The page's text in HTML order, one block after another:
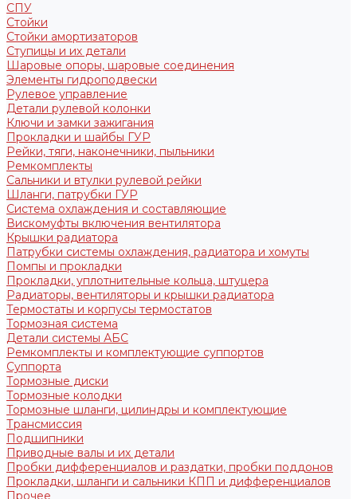
СПУ
Стойки
Стойки амортизаторов
Ступицы и их детали
Шаровые опоры, шаровые соединения
Элементы гидроподвески
Рулевое управление
Детали рулевой колонки
Ключи и замки зажигания
Прокладки и шайбы ГУР
Рейки, тяги, наконечники, пыльники
Ремкомплекты
Сальники и втулки рулевой рейки
Шланги, патрубки ГУР
Система охлаждения и составляющие
Вискомуфты включения вентилятора
Крышки радиатора
Патрубки системы охлаждения, радиатора и хомуты
Помпы и прокладки
Прокладки, уплотнительные кольца, штуцера
Радиаторы, вентиляторы и крышки радиатора
Термостаты и корпусы термостатов
Тормозная система
Детали системы АБС
Ремкомплекты и комплектующие суппортов
Суппорта
Тормозные диски
Тормозные колодки
Тормозные шланги, цилиндры и комплектующие
Трансмиссия
Подшипники
Приводные валы и их детали
Пробки дифференциалов и раздатки, пробки поддонов
Прокладки, шланги и сальники КПП и дифференциалов
Прочее